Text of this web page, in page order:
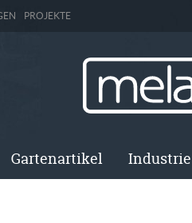
PROJEKTE
Gartenartikel Industrie